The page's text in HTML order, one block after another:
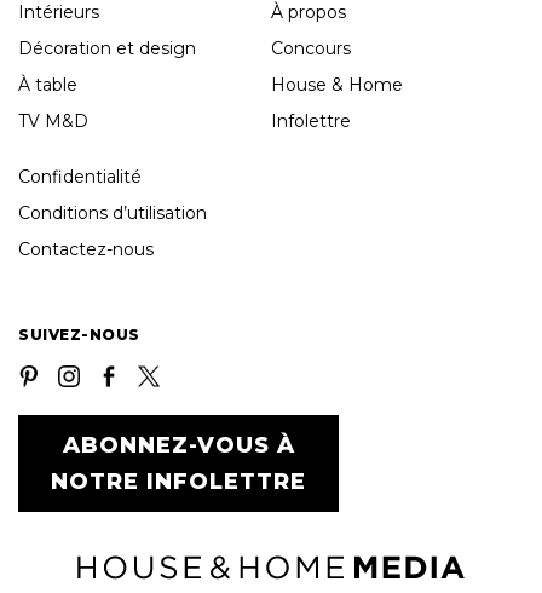
Intérieurs
Décoration et design
À table
TV M&D
À propos
Concours
House & Home
Infolettre
Confidentialité
Conditions d’utilisation
Contactez-nous
SUIVEZ-NOUS
ABONNEZ-VOUS À
NOTRE INFOLETTRE